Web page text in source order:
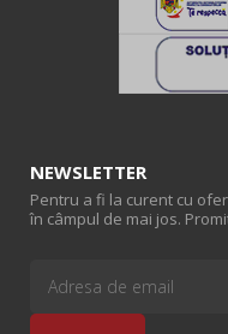
NEWSLETTER
Pentru a fi la curent cu
în câmpul de mai jos.